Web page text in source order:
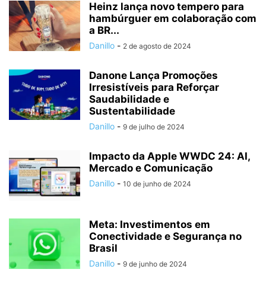
Heinz lança novo tempero para
hambúrguer em colaboração com
a BR...
Danillo - 2 de agosto de 2024
Danone Lança Promoções
Irresistíveis para Reforçar
Saudabilidade e
Sustentabilidade
Danillo - 9 de julho de 2024
Impacto da Apple WWDC 24: AI,
Mercado e Comunicação
Danillo - 10 de junho de 2024
Meta: Investimentos em
Conectividade e Segurança no
Brasil
Danillo - 9 de junho de 2024